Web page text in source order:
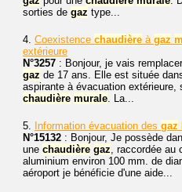
sorties de gaz type...
4. Coexistence chaudière à gaz
extérieure
N°3257 : Bonjour, je vais
gaz de 17 ans. Elle est située
aspirante à évacuation
chaudière murale. La...
5. Information évacuation des gaz
N°15132 : Bonjour, Je possède
une chaudière gaz, raccordée au
aluminium environ 100 mm. de
aéroport je bénéficie d'une aide...